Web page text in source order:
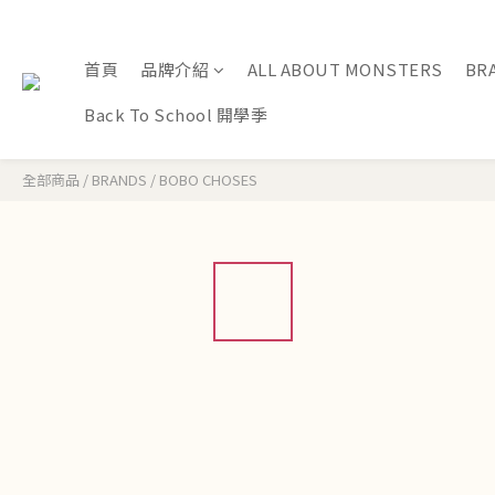
首頁 品牌介紹 ALL ABOUT MONSTERS
Back To School 開學季
全部商品 / BRANDS / BOBO CHOSES